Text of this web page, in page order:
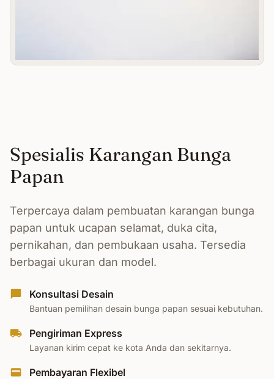
Spesialis Karangan Bunga
Papan
Terpercaya dalam pembuatan karangan bunga
papan untuk ucapan selamat, duka cita,
pernikahan, dan pembukaan usaha. Tersedia
berbagai ukuran dan model.
Konsultasi Desain
Bantuan pemilihan desain bunga papan sesuai kebutuhan.
Pengiriman Express
Layanan kirim cepat ke kota Anda dan sekitarnya.
Pembayaran Flexibel